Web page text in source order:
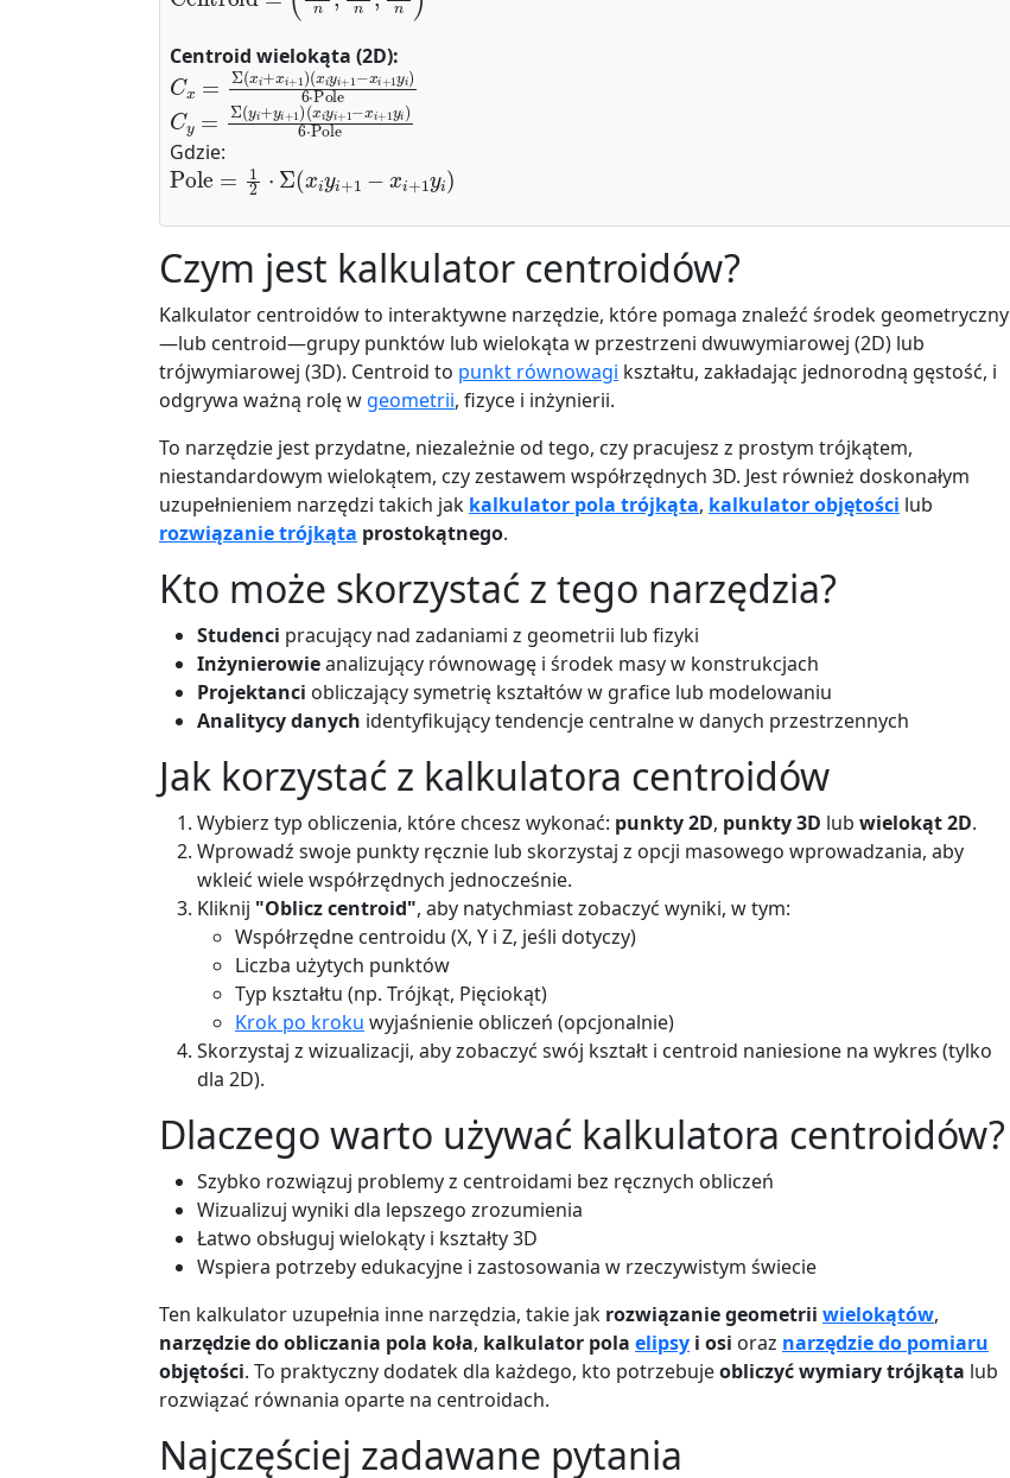
Centroid wielokąta (2D):
Cx=Σ(xi+xi+1)
(xiyi+1−xi+1yi)6⋅Pole
Cy yi+yi+1)
(xi 1−xi+1yi)6⋅Pole
Gdzie:
Pole= 2 (xiy
Czym jest kalkulator centroidów?
Kalkulator centroidów to interaktywne narzędzie, które pomaga znaleźć środek geometryczny
—lub centroid—grupy punktów lub wielokąta w przestrzeni dwuwymiarowej (2D) lub
trójwymiarowej (3D). Centroid to punkt równowagi kształtu, zakładając jednorodną gęstość, i
odgrywa ważną rolę w geometrii, fizyce i inżynierii.
To narzędzie jest przydatne, niezależnie od tego, czy pracujesz z prostym trójkątem,
niestandardowym wielokątem, czy zestawem współrzędnych 3D. Jest również doskonałym
uzupełnieniem narzędzi takich jak kalkulator pola trójkąta, kalkulator objętości lub
rozwiązanie trójkąta prostokątnego.
Kto może skorzystać z tego narzędzia?
Studenci pracujący nad zadaniami z geometrii lub fizyki
Inżynierowieanalizujący równowagę i środek masy w konstrukcjach
Projektanci obliczający symetrię kształtów w grafice lub modelowaniu
Analitycy danych identyfikujący tendencje centralne w danych przestrzennych
Jak korzystać z kalkulatora centroidów
Wybierz typ obliczenia, które chcesz wykonać: punkty 2D, punkty 3D lub wielokąt 2D.
Wprowadź swoje punkty ręcznie lub skorzystaj z opcji masowego wprowadzania, aby
wkleić wiele współrzędnych jednocześnie.
Kliknij "Oblicz centroid", aby natychmiast zobaczyć wyniki, w tym:
Współrzędne centroidu (X, Y i Z, jeśli dotyczy)
Liczba użytych punktów
Typ kształtu (np. Trójkąt, Pięciokąt)
Krok po kroku wyjaśnienie obliczeń (opcjonalnie)
Skorzystaj z wizualizacji, aby zobaczyć swój kształt i centroid naniesione na wykres (tylko
dla 2D).
Dlaczego warto używać kalkulatora centroidów?
Szybko rozwiązuj problemy z centroidami bez ręcznych obliczeń
Wizualizuj wyniki dla lepszego zrozumienia
Łatwo obsługuj wielokąty i kształty 3D
Wspiera potrzeby edukacyjne i zastosowania w rzeczywistym świecie
Ten kalkulator uzupełnia inne narzędzia, takie jak rozwiązanie geometrii wielokątów,
narzędzie do obliczania pola koła, kalkulator pola elipsy i osi oraz narzędzie do pomiaru
objętości. To praktyczny dodatek dla każdego, kto potrzebujeobliczyć wymiary trójkąta lub
rozwiązać równania oparte na centroidach.
Najczęściej zadawane pytania